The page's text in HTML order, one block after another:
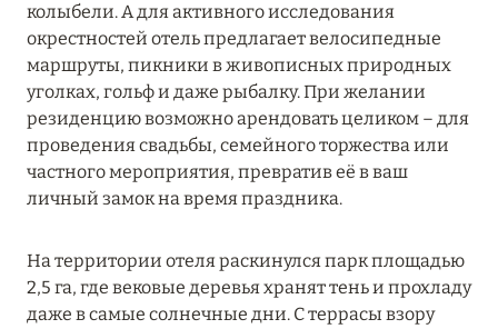
RIXOS PREMIUM SAADIYAT ISLAND ABU DHABI:
КОНЦЕПЦИЯ «ВСЁ ВКЛЮЧЕНО – ВСЁ
ЭКСКЛЮЗИВНО»
Подробнее
27 сентября 2024
Подробнее
колыбели. А для активного исследования
окрестностей отель предлагает велосипедные
маршруты, пикники в живописных природных
уголках, гольф и даже рыбалку. При желании
резиденцию возможно арендовать целиком – для
проведения свадьбы, семейного торжества или
частного мероприятия, превратив её в ваш
личный замок на время праздника.
На территории отеля раскинулся парк площадью
2,5 га, где вековые деревья хранят тень и прохладу
даже в самые солнечные дни. С террасы взору